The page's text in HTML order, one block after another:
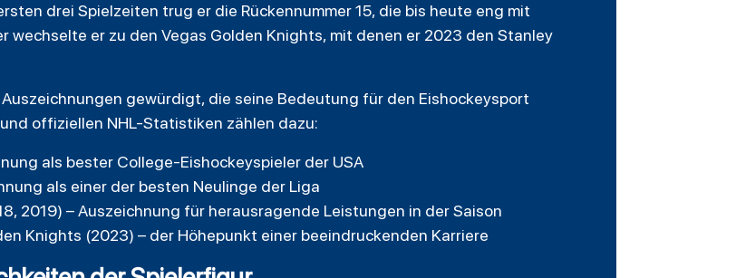
drei Spielzeiten trug er die Rückennummer 15, die bis heute eng mit
wechselte er zu den Vegas Golden Knights, mit denen er 2023 den Stanley
gewürdigt, die seine Bedeutung für den Eishockeysport
offiziellen NHL-Statistiken zählen dazu:
als bester College-Eishockeyspieler der USA
als einer der besten Neulinge der Liga
2019) – Auszeichnung für herausragende Leistungen in der Saison
Knights (2023) – der Höhepunkt einer beeindruckenden Karriere